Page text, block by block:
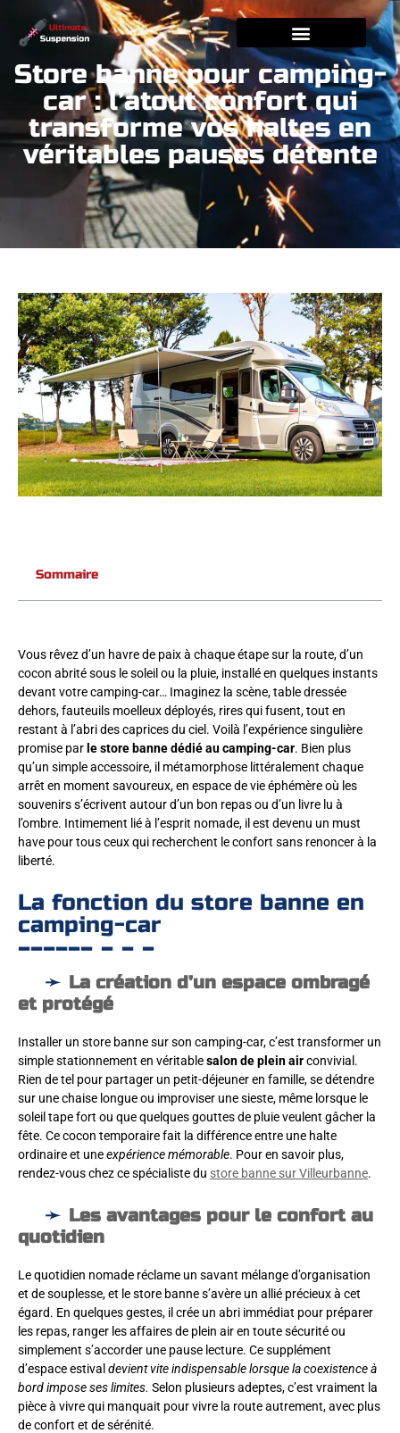
Store banne pour camping-
car : l’atout confort qui
transforme vos haltes en
véritables pauses détente
Sommaire
Vous rêvez d’un havre de paix à chaque étape sur la route, d’un
cocon abrité sous le soleil ou la pluie, installé en quelques instants
devant votre camping-car… Imaginez la scène, table dressée
dehors, fauteuils moelleux déployés, rires qui fusent, tout en
restant à l’abri des caprices du ciel. Voilà l’expérience singulière
promise par le store banne dédié au camping-car. Bien plus
qu’un simple accessoire, il métamorphose littéralement chaque
arrêt en moment savoureux, en espace de vie éphémère où les
souvenirs s’écrivent autour d’un bon repas ou d’un livre lu à
l’ombre. Intimement lié à l’esprit nomade, il est devenu un must
have pour tous ceux qui recherchent le confort sans renoncer à la
liberté.
La fonction du store banne en
camping-car
La création d’un espace ombragé
et protégé
Installer un store banne sur son camping-car, c’est transformer un
simple stationnement en véritablesalon de plein airconvivial.
Rien de tel pour partager un petit-déjeuner en famille, se détendre
sur une chaise longue ou improviser une sieste, même lorsque le
soleil tape fort ou que quelques gouttes de pluie veulent gâcher la
fête. Ce cocon temporaire fait la différence entre une halte
ordinaire et uneexpérience mémorable. Pour en savoir plus,
rendez-vous chez ce spécialiste du store banne sur Villeurbanne.
Les avantages pour le confort au
quotidien
Le quotidien nomade réclame un savant mélange d’organisation
et de souplesse, et le store banne s’avère un allié précieux à cet
égard. En quelques gestes, il crée un abri immédiat pour préparer
les repas, ranger les affaires de plein air en toute sécurité ou
simplement s’accorder une pause lecture. Ce supplément
d’espace estival devient vite indispensable lorsque la coexistence à
bord impose ses limites. Selon plusieurs adeptes, c’est vraiment la
pièce à vivre qui manquait pour vivre la route autrement, avec plus
de confort et de sérénité.